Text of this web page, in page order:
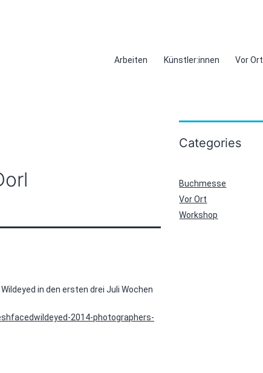
Arbeiten Künstler:innen Vor Ort
in den ersten drei Juli Wochen
2014-photographers-
Categories
Buchmesse
Vor Ort
Workshop